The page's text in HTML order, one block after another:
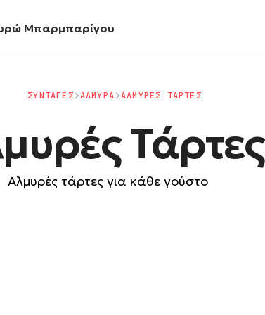
Μπαρμπαρίγου
ΣΥΝΤΑΓΕΣ ΑΛΜΥΡΑ ΑΛΜΥΡΕΣ ΤΑΡΤΕΣ
Τάρτες
Αλμυρές τάρτες για κάθε γούστο